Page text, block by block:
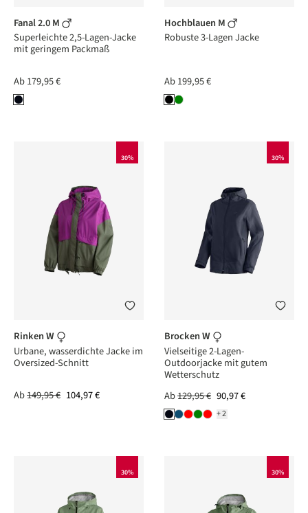
Fanal 2.0 M
Superleichte 2,5-Lagen-Jacke
mit geringem Packmaß
Ab179,95 €
Hochblauen M
Robuste 3-Lagen Jacke
Ab199,95 €
30%
Rinken W
Urbane, wasserdichte Jacke im
Oversized-Schnitt
Ab149,95 € 104,97 €
30%
+2
Brocken W
Vielseitige 2-Lagen-
Outdoorjacke mit gutem
Wetterschutz
Ab129,95 € 90,97 €
30% 30%